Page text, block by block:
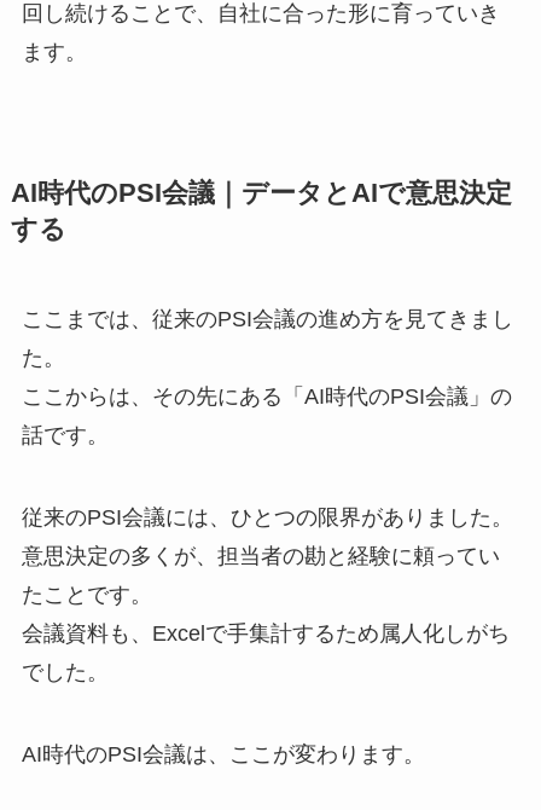
回し続けることで、自社に合った形に育っていき
ます。
AI時代のPSI会議｜データとAIで意思決定
する
ここまでは、従来のPSI会議の進め方を見てきまし
た。
ここからは、その先にある「AI時代のPSI会議」の
話です。
従来のPSI会議には、ひとつの限界がありました。
意思決定の多くが、担当者の勘と経験に頼ってい
たことです。
会議資料も、Excelで手集計するため属人化しがち
でした。
AI時代のPSI会議は、ここが変わります。